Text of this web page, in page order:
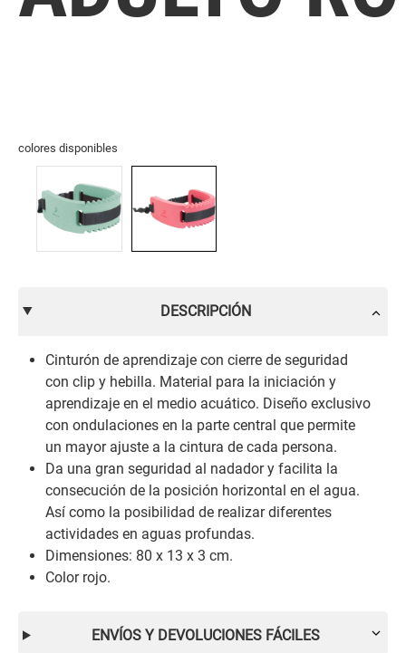
colores disponibles
DESCRIPCIÓN
Cinturón de aprendizaje con cierre de seguridad
con clip y hebilla. Material para la iniciación y
aprendizaje en el medio acuático. Diseño exclusivo
con ondulaciones en la parte central que permite
un mayor ajuste a la cintura de cada persona.
Da una gran seguridad al nadador y facilita la
consecución de la posición horizontal en el agua.
Así como la posibilidad de realizar diferentes
actividades en aguas profundas.
Dimensiones: 80 x 13 x 3 cm.
Color rojo.
ENVÍOS Y DEVOLUCIONES FÁCILES